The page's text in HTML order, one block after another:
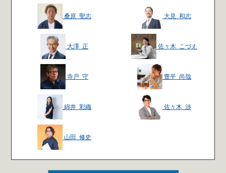
桑原 聖志 大見 和志
大澤 正 佐々木 こづえ
寺戸 守 豊平 尚哉
綿井 彩織 佐々木 渉
山田 修史